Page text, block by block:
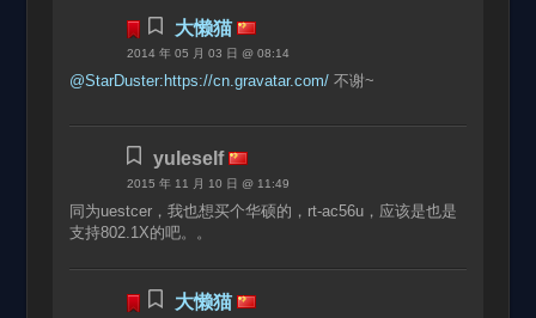
大懒猫
2014 年 05 月 03 日 @ 08:14
@StarDuster: https://cn.gravatar.com/不谢~
yuleself
2015 年 11 月 10 日 @ 11:49
同为uestcer，我也想买个华硕的，rt-ac56u，应该是也是
支持802.1X的吧。。
大懒猫